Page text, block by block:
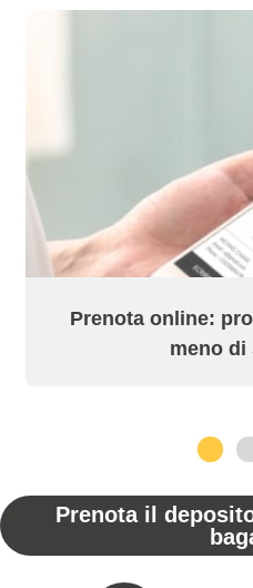
Prenota online:
meno di
Prenota il